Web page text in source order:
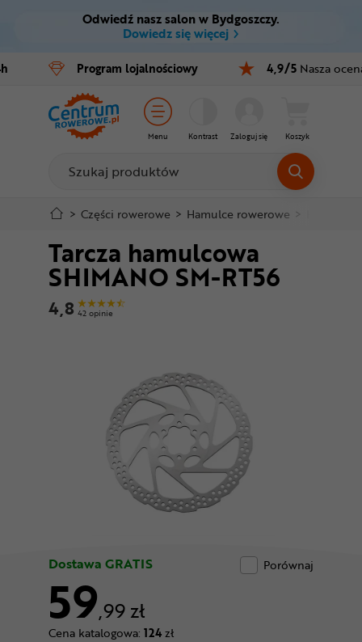
Ctrl M
Menu główne
Informacje o produkcie
Do koszyka
Szczegółowe informacje
Stopka
Mapa strony
Odwiedź nasz salon w Bydgoszczy.
Dowiedz się więcej
Program lojalnościowy 4,9/5 Nasza
Menu Kontrast Zaloguj się Koszyk
Rowery
E-bike
Części
Akcesoria
Odzież
Kaski
Buty
Superoferta
> Części rowerowe > Hamulce rowerowe >
Tarcza hamulcowa
SHIMANO SM-RT56
4,8 42 opinie
Dostawa GRATIS Porównaj
59,99 zł
Cena katalogowa: 124zł